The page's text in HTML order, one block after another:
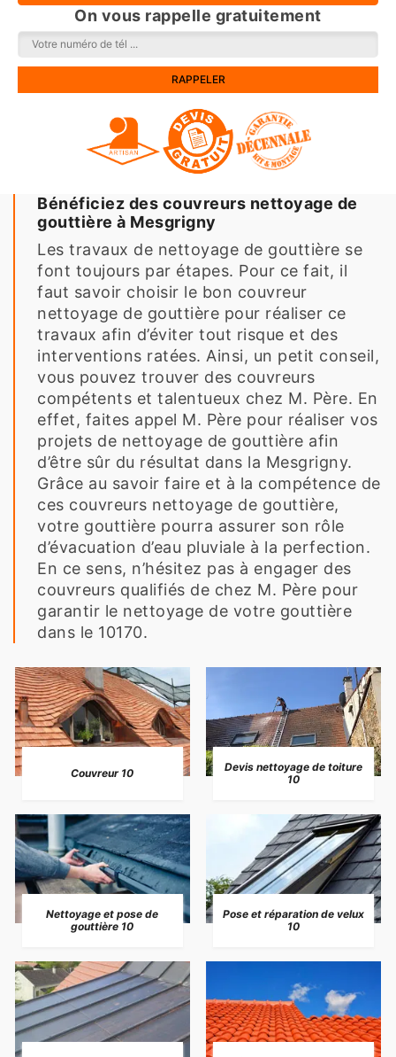
On vous rappelle gratuitement
Bénéficiez des couvreurs nettoyage de
gouttière à Mesgrigny
Les travaux de nettoyage de gouttière se
font toujours par étapes. Pour ce fait, il
faut savoir choisir le bon couvreur
nettoyage de gouttière pour réaliser ce
travaux afin d’éviter tout risque et des
interventions ratées. Ainsi, un petit conseil,
vous pouvez trouver des couvreurs
compétents et talentueux chez M. Père. En
effet, faites appel M. Père pour réaliser vos
projets de nettoyage de gouttière afin
d’être sûr du résultat dans la Mesgrigny.
Grâce au savoir faire et à la compétence de
ces couvreurs nettoyage de gouttière,
votre gouttière pourra assurer son rôle
d’évacuation d’eau pluviale à la perfection.
En ce sens, n’hésitez pas à engager des
couvreurs qualifiés de chez M. Père pour
garantir le nettoyage de votre gouttière
dans le 10170.
Couvreur 10
Devis nettoyage de toiture
10
Nettoyage et pose de
gouttière 10
Pose et réparation de velux
10